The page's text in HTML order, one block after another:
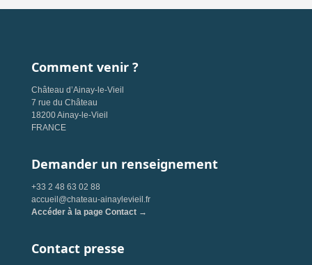
Comment venir ?
Château d’Ainay-le-Vieil
7 rue du Château
18200 Ainay-le-Vieil
FRANCE
Demander un renseignement
+33 2 48 63 02 88
accueil@chateau-ainaylevieil.fr
Accéder à la page Contact →
Contact presse